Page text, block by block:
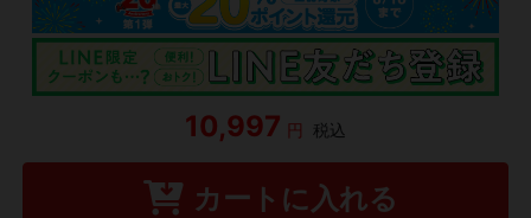
10,997 円 税込
カートに入れる